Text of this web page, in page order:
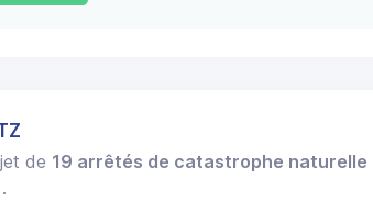
de 19 arrêtés de catastrophe naturelle